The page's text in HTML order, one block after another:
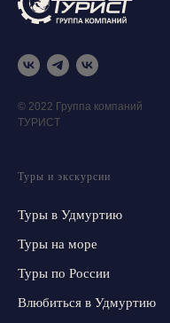
© 2022 Группа компаний
ТУРИСТ
Туры и экскурсии
Туры в Удмуртию
Туры на море
Туры по России
Влюбиться в Удмуртию